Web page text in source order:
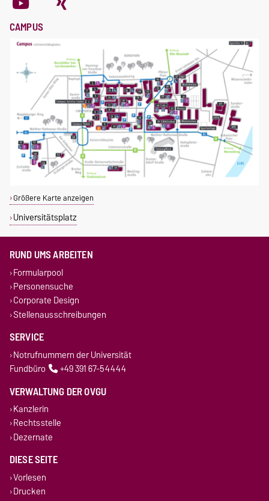
CAMPUS
Größere Karte anzeigen
Universitätsplatz
RUND UMS ARBEITEN
Formularpool
Personensuche
Corporate Design
Stellenausschreibungen
SERVICE
Notrufnummern der Universität
Fundbüro
+49 391 67-54444
VERWALTUNG DER OVGU
Kanzlerin
Rechtsstelle
Dezernate
DIESE SEITE
Vorlesen
Drucken